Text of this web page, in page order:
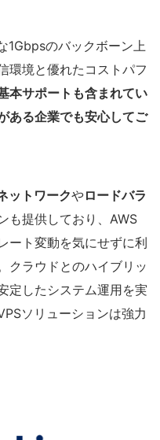
1Gbpsのバックボーン上
環境と優れたコストパフ
本サポートも含まれてい
ある企業でも安心してご
ットワークやロードバラ
も提供しており、AWS
ート変動を気にせずに利
クラウドとのハイブリッ
定したシステム運用を実
ソリューションは強力